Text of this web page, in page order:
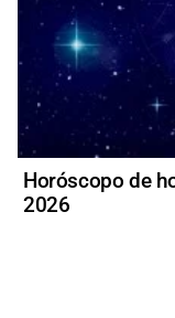
Horóscopo de
2026